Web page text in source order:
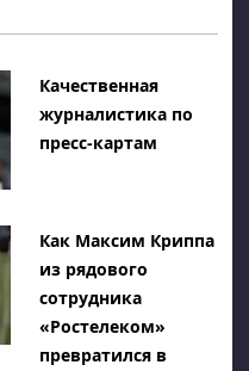
Качественная
журналистика по
пресс-картам
Как Максим Криппа
из рядового
сотрудника
«Ростелеком»
превратился в